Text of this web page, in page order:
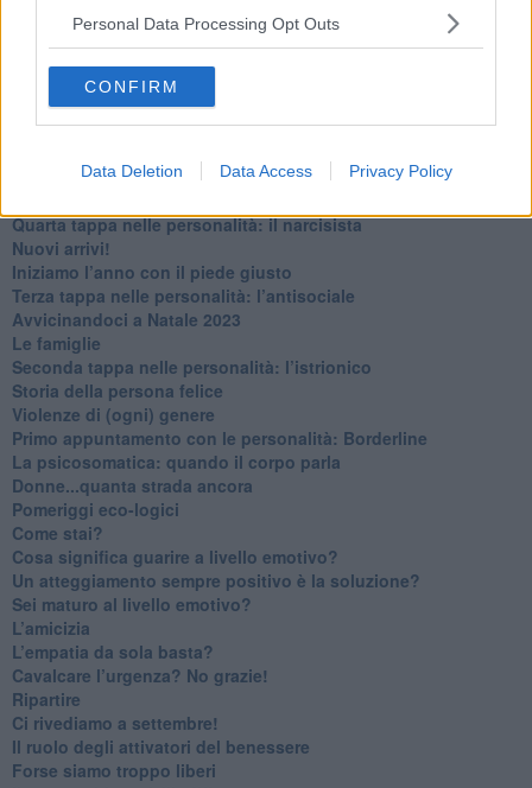
Personal Data Processing Opt Outs
CONFIRM
Data Deletion Data Access Privacy Policy
​Essere genitori di un adolescente
​Giornata del Fiocchetto Lilla
​Venerdì emozionalmente sostenibile
Ma ti ascolti?
Non dare niente per scontato
Quarta tappa nelle personalità: il narcisista
​Nuovi arrivi!
​Iniziamo l’anno con il piede giusto
​Terza tappa nelle personalità: l’antisociale
​Avvicinandoci a Natale 2023
Le famiglie
Seconda tappa nelle personalità: l’istrionico
​Storia della persona felice
Violenze di (ogni) genere
​Primo appuntamento con le personalità: Borderline
La psicosomatica: quando il corpo parla
Donne...quanta strada ancora
​Pomeriggi eco-logici
​Come stai?
Cosa significa guarire a livello emotivo?
​Un atteggiamento sempre positivo è la soluzione?
​Sei maturo al livello emotivo?
​L’amicizia
​L’empatia da sola basta?
​Cavalcare l’urgenza? No grazie!
Ripartire
​Ci rivediamo a settembre!
​Il ruolo degli attivatori del benessere
​Forse siamo troppo liberi